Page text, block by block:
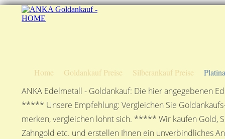
Home Goldankauf Preise Silberankauf Preise
ANKA Edelmetall - Goldankauf: Die hier angegebenen
***** Unsere Empfehlung: Vergleichen Sie
merken, vergleichen lohnt sich. ***** Wir kaufen Gold,
Zahngold etc. und erstellen Ihnen ein unverbindliches